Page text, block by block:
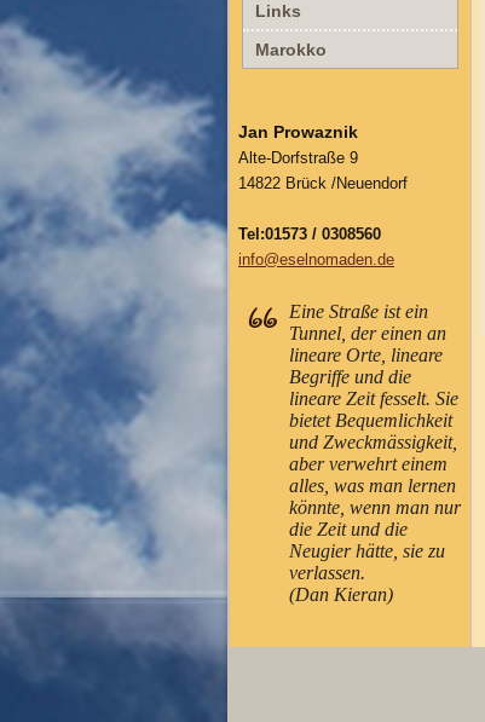
Links
Marokko
Jan Prowaznik
Alte-Dorfstraße 9
14822 Brück /Neuendorf
Tel:01573 / 0308560
info@eselnomaden.de
Eine Straße ist ein
Tunnel, der einen an
lineare Orte, lineare
Begriffe und die
lineare Zeit fesselt. Sie
bietet Bequemlichkeit
und Zweckmässigkeit,
aber verwehrt einem
alles, was man lernen
könnte, wenn man nur
die Zeit und die
Neugier hätte, sie zu
verlassen.
(Dan Kieran)